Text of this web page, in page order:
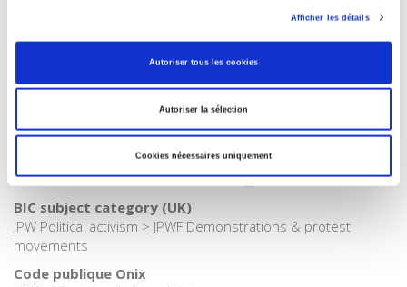
Afficher les détails
Autoriser tous les cookies
Autoriser la sélection
Cookies nécessaires uniquement
Internet Hierarchy>Société
Internet Hierarchy>Sociologie
YAN052040 YOUNG ADULT NONFICTION / Social Science /
Politics & Government > YAN052060 YOUNG ADULT
NONFICTION / Social Science / Sociology
BIC subject category (UK)
JPW Political activism > JPWF Demonstrations & protest
movements
Code publique Onix